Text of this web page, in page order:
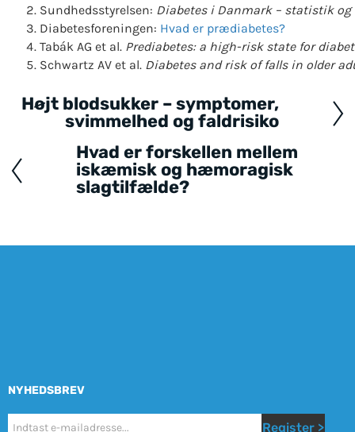
Sundhedsstyrelsen: Diabetes i Danmark – statistik
Diabetesforeningen: Hvad er prædiabetes?
Tabák AG et al. Prediabetes: a high-risk state for
Schwartz AV et al. Diabetes and risk of falls in older
Posts
navigation
Højt blodsukker – symptomer,
svimmelhed og faldrisiko
Hvad er forskellen mellem
iskæmisk og hæmoragisk
slagtilfælde?
NYHEDSBREV
Nyhetsbrev Register >